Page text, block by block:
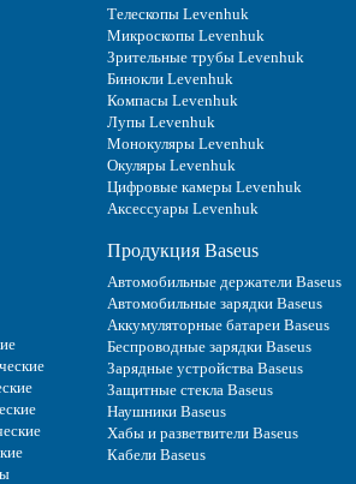
Телескопы Levenhuk
Микроскопы Levenhuk
Зрительные трубы Levenhuk
Бинокли Levenhuk
Компасы Levenhuk
Лупы Levenhuk
Монокуляры Levenhuk
Окуляры Levenhuk
Цифровые камеры Levenhuk
Аксессуары Levenhuk
Продукция Baseus
Автомобильные держатели Baseus
Автомобильные зарядки Baseus
Аккумуляторные батареи Baseus
Беспроводные зарядки Baseus
Зарядные устройства Baseus
Защитные стекла Baseus
Наушники Baseus
Хабы и разветвители Baseus
Кабели Baseus